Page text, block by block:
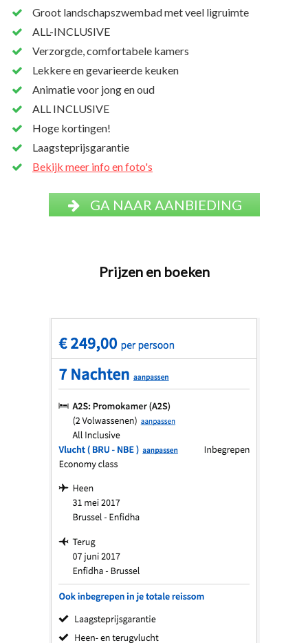
Groot landschapszwembad met veel ligruimte
ALL-INCLUSIVE
Verzorgde, comfortabele kamers
Lekkere en gevarieerde keuken
Animatie voor jong en oud
ALL INCLUSIVE
Hoge kortingen!
Laagsteprijsgarantie
Bekijk meer info en foto's
GA NAAR AANBIEDING
Prijzen en boeken